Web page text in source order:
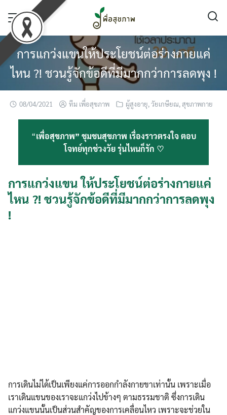
content
การแกว่งแขนให้ประโยชน์ต่อร่างกายแค่
ไหน ?! ชวนรู้จักข้อดีที่มีมากกว่าการลดพุง !
08/04/2021 ทีม เพื่อสุขภาพ ผู้สูงอายุ,วัยเกษียณ,สุขภาพกาย
“เพื่อสุขภาพ” ชุมชนสุขภาพ เรื่องราวตรงใจ ตอบ
โจทย์ทุกช่วงวัย รุ่นไหนก็รัก ♡
การแกว่งแขน ให้ประโยชน์ต่อร่างกายแค่
ไหน ?! ชวนรู้จักข้อดีที่มีมากกว่าการลดพุง
!
การเดินไม่ได้เป็นเพียงแค่การออกกำลังกายขาเท่านั้น เพราะเมื่อ
เราเดินแขนของเราจะแกว่งไปข้างๆ ตามธรรมชาติ ซึ่งการเดิน
แกว่งแขนนั้นเป็นส่วนสำคัญของการเคลื่อนไหว เพราะจะช่วยใน